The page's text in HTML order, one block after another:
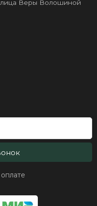
Веры Волошиной